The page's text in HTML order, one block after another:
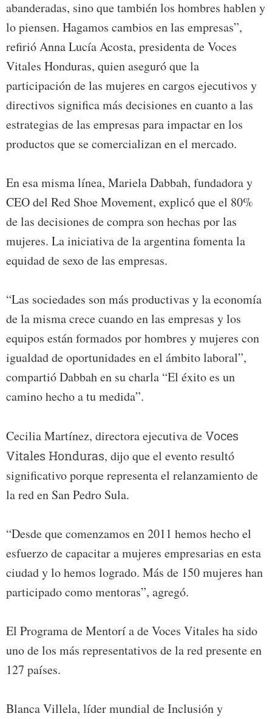
abanderadas, sino que también los hombres hablen y
lo piensen. Hagamos cambios en las empresas”,
refirió Anna Lucía Acosta, presidenta de Voces
Vitales Honduras, quien aseguró que la
participación de las mujeres en cargos ejecutivos y
directivos significa más decisiones en cuanto a las
estrategias de las empresas para impactar en los
productos que se comercializan en el mercado.
En esa misma línea, Mariela Dabbah, fundadora y
CEO del Red Shoe Movement, explicó que el 80%
de las decisiones de compra son hechas por las
mujeres. La iniciativa de la argentina fomenta la
equidad de sexo de las empresas.
“Las sociedades son más productivas y la economía
de la misma crece cuando en las empresas y los
equipos están formados por hombres y mujeres con
igualdad de oportunidades en el ámbito laboral”,
compartió Dabbah en su charla “El éxito es un
camino hecho a tu medida”.
Cecilia Martínez, directora ejecutiva deVoces
Vitales Honduras, dijo que el evento resultó
significativo porque representa el relanzamiento de
la red en San Pedro Sula.
“Desde que comenzamos en 2011 hemos hecho el
esfuerzo de capacitar a mujeres empresarias en esta
ciudad y lo hemos logrado. Más de 150 mujeres han
participado como mentoras”, agregó.
El Programa de Mentorí a de Voces Vitales ha sido
uno de los más representativos de la red presente en
127 países.
Blanca Villela, líder mundial de Inclusión y